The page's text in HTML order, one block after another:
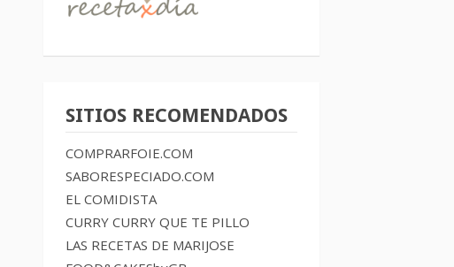
SITIOS RECOMENDADOS
COMPRARFOIE.COM
SABORESPECIADO.COM
EL COMIDISTA
CURRY CURRY QUE TE PILLO
LAS RECETAS DE MARIJOSE